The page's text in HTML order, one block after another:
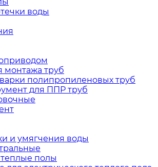
воды
монтажа труб
полипропиленовых труб
для ППР труб
и умягчения воды
полы